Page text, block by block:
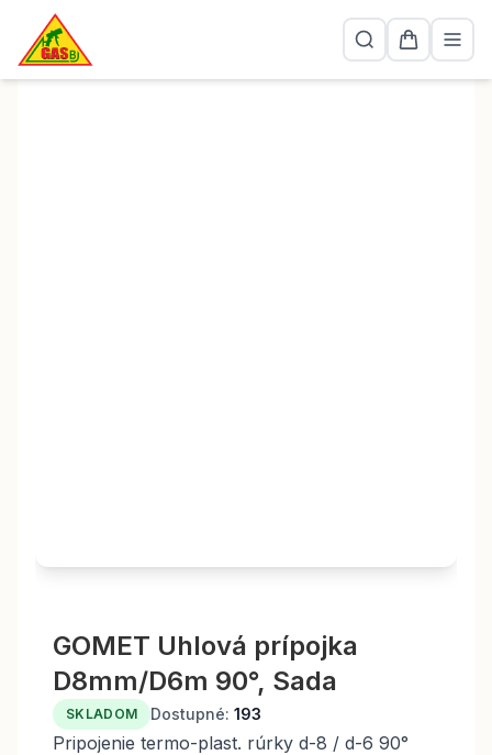
GOMET Uhlová prípojka
D8mm/D6m 90°, Sada
SKLADOM Dostupné: 193
Pripojenie termo-plast. rúrky d-8 / d-6 90°